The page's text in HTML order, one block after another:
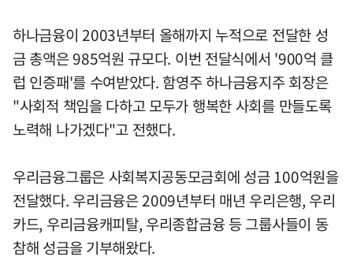
하나금융이 2003년부터 올해까지 누적으로 전달한 성
금 총액은 985억원 규모다. 이번 전달식에서 '900억 클
럽 인증패'를 수여받았다. 함영주 하나금융지주 회장은
"사회적 책임을 다하고 모두가 행복한 사회를 만들도록
노력해 나가겠다"고 전했다.
우리금융그룹은 사회복지공동모금회에 성금 100억원을
전달했다. 우리금융은 2009년부터 매년 우리은행, 우리
카드, 우리금융캐피탈, 우리종합금융 등 그룹사들이 동
참해 성금을 기부해왔다.